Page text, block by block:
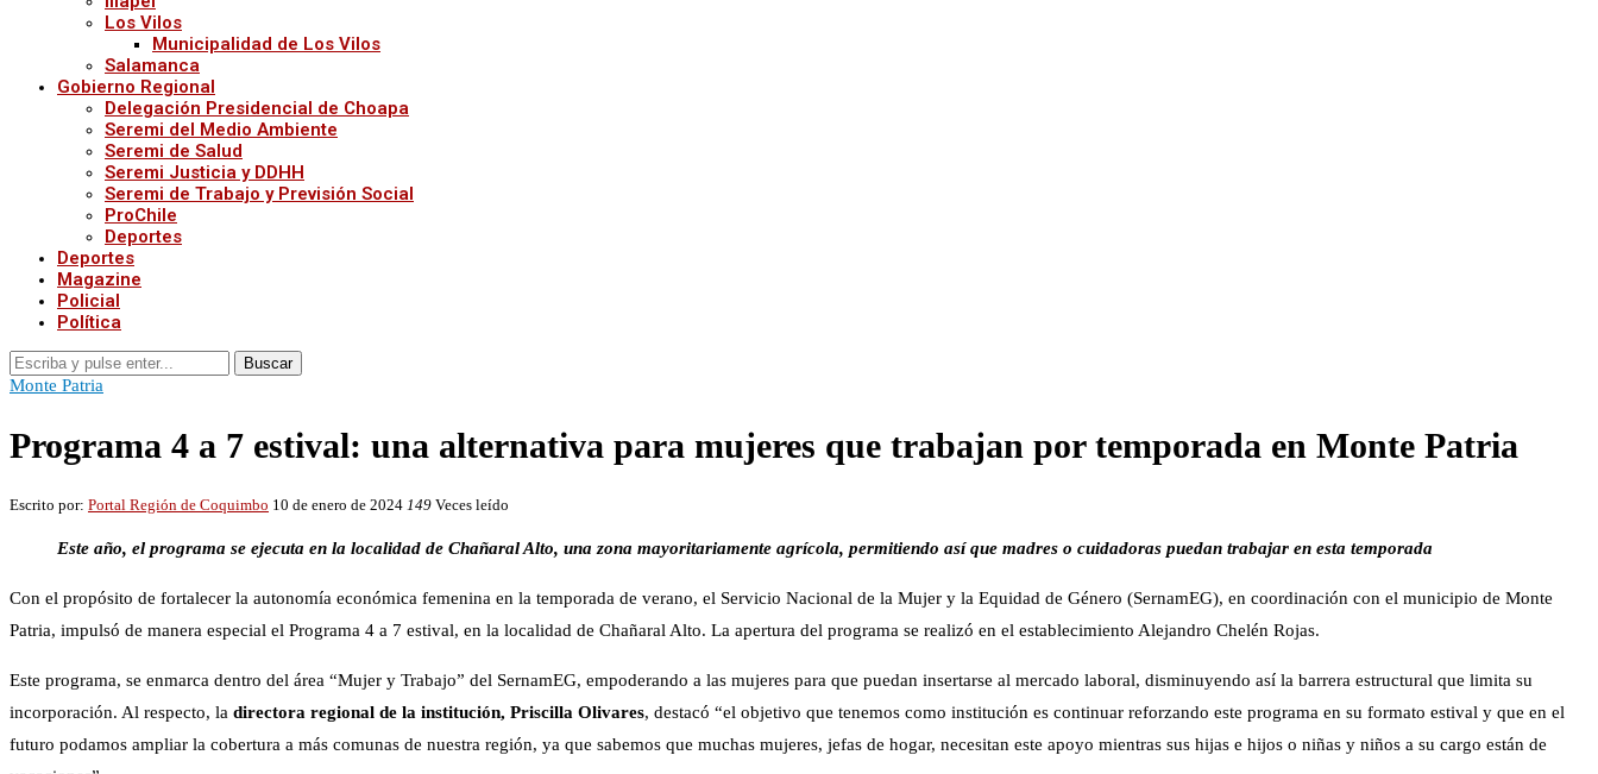
Los Vilos
Municipalidad de Los Vilos
Salamanca
Gobierno Regional
Delegación Presidencial de Choapa
Seremi del Medio Ambiente
Seremi de Salud
Seremi Justicia y DDHH
Seremi de Trabajo y Previsión Social
ProChile
Deportes
Deportes
Magazine
Policial
Política
Buscar
Monte Patria
Programa 4 a 7 estival: una alternativa para mujeres que trabajan por temporada en Monte Patria
Escrito por: Portal Región de Coquimbo 10 de enero de 2024 149 Veces leído
Este año, el programa se ejecuta en la localidad de Chañaral Alto, una zona mayoritariamente agrícola, permitiendo así que madres o cuidadoras puedan trabajar en esta temporada
Con el propósito de fortalecer la autonomía económica femenina en la temporada de verano, el Servicio Nacional de la Mujer y la Equidad de Género (SernamEG), en coordinación con el municipio de Monte
Patria, impulsó de manera especial el Programa 4 a 7 estival, en la localidad de Chañaral Alto. La apertura del programa se realizó en el establecimiento Alejandro Chelén Rojas.
Este programa, se enmarca dentro del área “Mujer y Trabajo” del SernamEG, empoderando a las mujeres para que puedan insertarse al mercado laboral, disminuyendo así la barrera estructural que limita su
incorporación. Al respecto, la directora regional de la institución, Priscilla Olivares, destacó “el objetivo que tenemos como institución es continuar reforzando este programa en su formato estival y que en el
futuro podamos ampliar la cobertura a más comunas de nuestra región, ya que sabemos que muchas mujeres, jefas de hogar, necesitan este apoyo mientras sus hijas e hijos o niñas y niños a su cargo están de